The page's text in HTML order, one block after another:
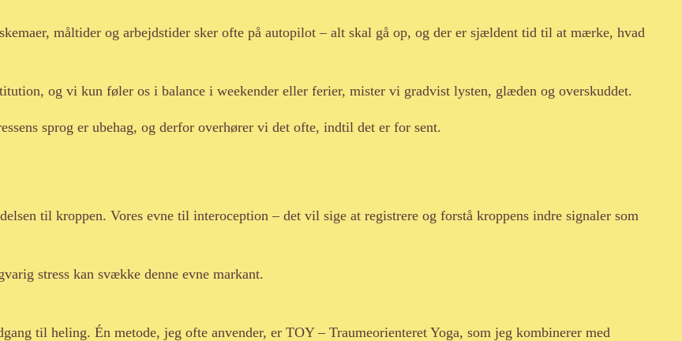
måltider og arbejdstider sker ofte på autopilot – alt skal gå op, og der er sjældent tid til at mærke, hvad
og vi kun føler os i balance i weekender eller ferier, mister vi gradvist lysten, glæden og overskuddet.
sprog er ubehag, og derfor overhører vi det ofte, indtil det er for sent.
til kroppen. Vores evne til interoception – det vil sige at registrere og forstå kroppens indre signaler som
stress kan svække denne evne markant.
til heling. Én metode, jeg ofte anvender, er TOY – Traumeorienteret Yoga, som jeg kombinerer med